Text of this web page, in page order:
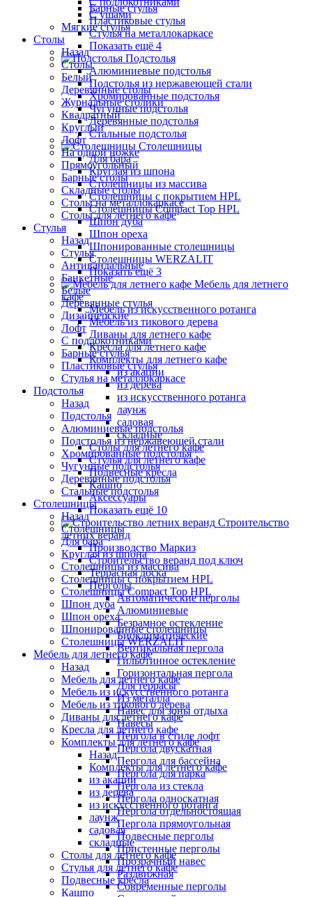
Барные стулья
Пластиковые стулья
Стулья на металлокаркасе
Показать ещё 4
Подстолья
Алюминиевые подстолья
Подстолья из нержавеющей стали
Хромированные подстолья
Чугунные подстолья
Деревянные подстолья
Стальные подстолья
Столешницы
Для бара
Круглая из шпона
Столешницы из массива
Столешницы с покрытием HPL
Столешницы Сompact Top HPL
Шпон дуба
Шпон ореха
Шпонированные столешницы
Столешницы WERZALIT
Показать ещё 3
Мебель для летнего
кафе
Мебель из искусственного ротанга
Мебель из тикового дерева
Диваны для летнего кафе
Кресла для летнего кафе
Комплекты для летнего кафе
из акации
из дерева
из искусственного ротанга
лаунж
садовая
складные
Столы для летнего кафе
Стулья для летнего кафе
Подвесные кресла
Кашпо
Аксессуары
Показать ещё 10
Строительство
летних веранд
Производство Маркиз
Строительство веранд под ключ
Террасная доска
Перголы
Автоматические перголы
Алюминиевые
Безрамное остекление
Биоклиматические
Вертикальная пергола
Гильотинное остекление
Горизонтальная пергола
Для террасы
Из металла
Навес для зоны отдыха
Навесы
Пергола в стиле лофт
Пергола двускатная
Пергола для бассейна
Пергола для парка
Пергола из стекла
Пергола односкатная
Пергола отдельностоящая
Пергола прямоугольная
Подвесные перголы
Пристенные перголы
Прозрачный навес
Раздвижная
Современные перголы
С ушами
Мягкие стулья
Столы
Назад
Столы
Белый
Деревянные столы
Журнальные столики
Квадратный
Круглый
Лофт
На одной ножке
Прямоугольный
Барные столы
Складные столы
Столы на металлокаркасе
Столы для летнего кафе
Стулья
Назад
Стулья
Антивандальные
Банкетные
Белые
Деревянные стулья
Дизайнерские
Лофт
С подлокотниками
Барные стулья
Пластиковые стулья
Стулья на металлокаркасе
Подстолья
Назад
Подстолья
Алюминиевые подстолья
Подстолья из нержавеющей стали
Хромированные подстолья
Чугунные подстолья
Деревянные подстолья
Стальные подстолья
Столешницы
Назад
Столешницы
Для бара
Круглая из шпона
Столешницы из массива
Столешницы с покрытием HPL
Столешницы Сompact Top HPL
Шпон дуба
Шпон ореха
Шпонированные столешницы
Столешницы WERZALIT
Мебель для летнего кафе
Назад
Мебель для летнего кафе
Мебель из искусственного ротанга
Мебель из тикового дерева
Диваны для летнего кафе
Кресла для летнего кафе
Комплекты для летнего кафе
Назад
Комплекты для летнего кафе
из акации
из дерева
из искусственного ротанга
лаунж
садовая
складные
Столы для летнего кафе
Стулья для летнего кафе
Подвесные кресла
Кашпо